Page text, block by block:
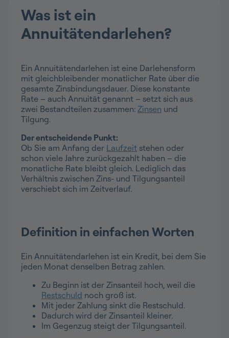
Was ist ein
Annuitätendarlehen?
Ein Annuitätendarlehen ist eine Darlehensform
mit gleichbleibender monatlicher Rate über die
gesamte Zinsbindungsdauer. Diese konstante
Rate – auch Annuität genannt – setzt sich aus
zwei Bestandteilen zusammen: Zinsen und
Tilgung.
Der entscheidende Punkt:
Ob Sie am Anfang der Laufzeit stehen oder
schon viele Jahre zurückgezahlt haben – die
monatliche Rate bleibt gleich. Lediglich das
Verhältnis zwischen Zins- und Tilgungsanteil
verschiebt sich im Zeitverlauf.
Definition in einfachen Worten
Ein Annuitätendarlehen ist ein Kredit, bei dem Sie
jeden Monat denselben Betrag zahlen.
Zu Beginn ist der Zinsanteil hoch, weil die
Restschuld noch groß ist.
Mit jeder Zahlung sinkt die Restschuld.
Dadurch wird der Zinsanteil kleiner.
Im Gegenzug steigt der Tilgungsanteil.